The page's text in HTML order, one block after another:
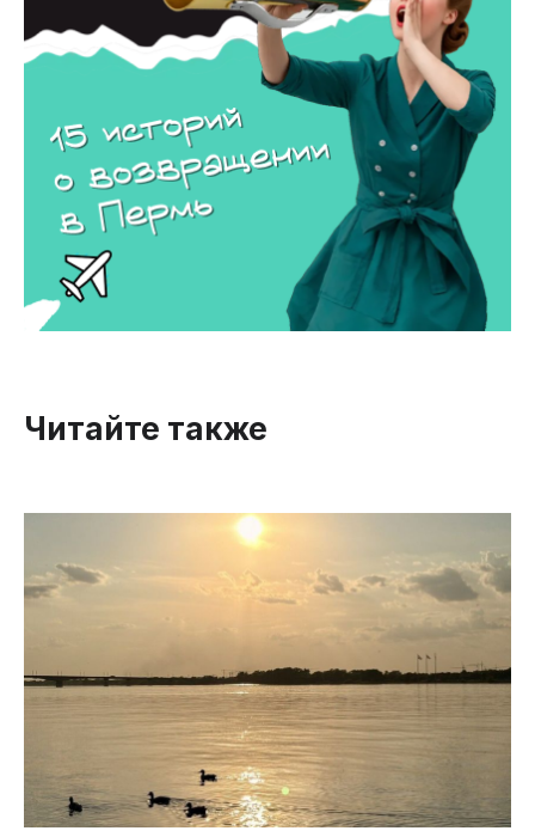
Читайте также